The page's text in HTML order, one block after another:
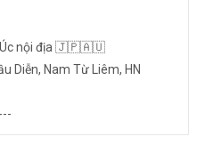
Úc nội địa 🇯🇵🇦🇺
Diễn, Nam Từ Liêm, HN